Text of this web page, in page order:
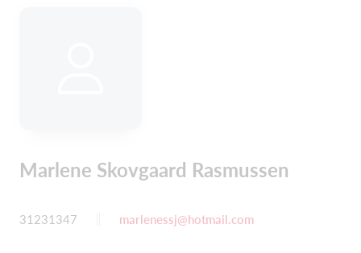
Marlene Skovgaard Rasmussen
31231347 marlenessj@hotmail.com